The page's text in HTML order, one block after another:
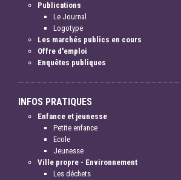
Publications
Le Journal
Logotype
Les marchés publics en cours
Offre d'emploi
Enquêtes publiques
INFOS PRATIQUES
Enfance et jeunesse
Petite enfance
Ecole
Jeunesse
Ville propre - Environnement
Les déchets